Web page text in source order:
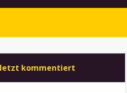
kommentiert